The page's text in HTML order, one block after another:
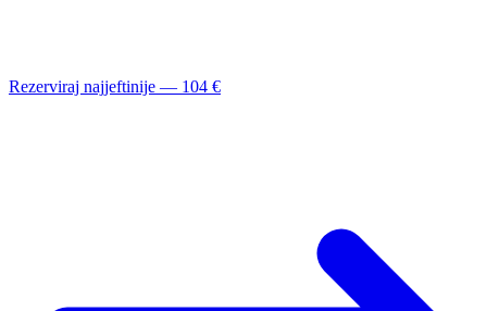
Rezerviraj najjeftinije — 104 €